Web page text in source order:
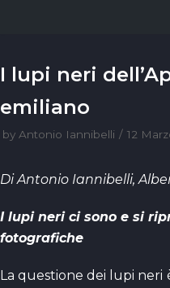
I lupi neri
emiliano
by Antonio Iannibelli 12
Di Antonio Iannibelli,
I lupi neri ci sono e si
fotografiche
La questione dei lupi neri